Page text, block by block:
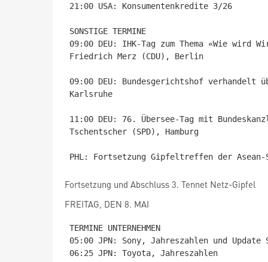
21:00 USA: Konsumentenkredite 3/26
SONSTIGE TERMINE
09:00 DEU: IHK-Tag zum Thema «Wie
Friedrich Merz (CDU), Berlin
09:00 DEU: Bundesgerichtshof verhandelt
Karlsruhe
11:00 DEU: 76. Übersee-Tag mit
Tschentscher (SPD), Hamburg
Fortsetzung und Abschluss 3. Tennet Netz-Gipfel
FREITAG, DEN 8. MAI
TERMINE UNTERNEHMEN
05:00 JPN: Sony, Jahreszahlen und
06:25 JPN: Toyota, Jahreszahlen